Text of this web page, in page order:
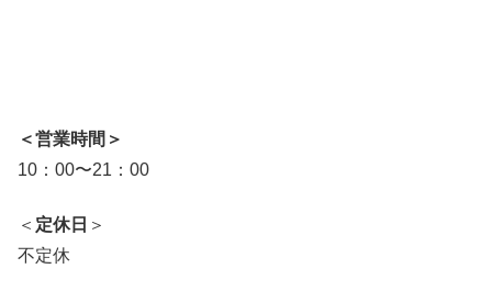
＜営業時間＞
10：00〜21：00
＜ 定休日 ＞
不定休